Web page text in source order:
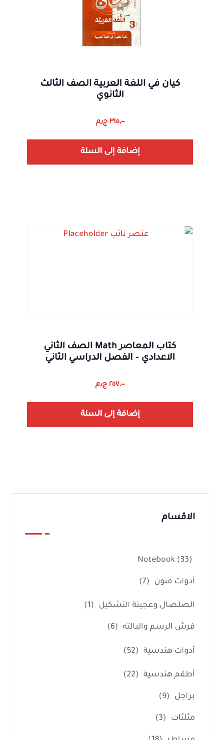
كيان في اللغة العربية الصف الثالث
الثانوي
٣١٥,٠٠ ج٫م
إضافة إلى السلة
كتاب المعاصر Math الصف الثاني
الاعدادي – الفصل الدراسي الثاني
٢٥٧,٠٠ ج٫م
إضافة إلى السلة
الاقسام
Notebook (33)
أدوات فنون (7)
الصلصال وعجينة التشكيل (1)
فرش الرسم والبالته (6)
أدوات هندسية (52)
أطقم هندسية (22)
براجل (9)
مثلثات (3)